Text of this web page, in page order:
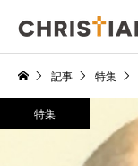
記事 特集
特集